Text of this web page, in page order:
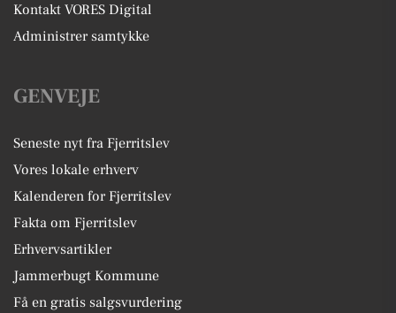
Kontakt VORES Digital
Administrer samtykke
GENVEJE
Seneste nyt fra Fjerritslev
Vores lokale erhverv
Kalenderen for Fjerritslev
Fakta om Fjerritslev
Erhvervsartikler
Jammerbugt Kommune
Få en gratis salgsvurdering